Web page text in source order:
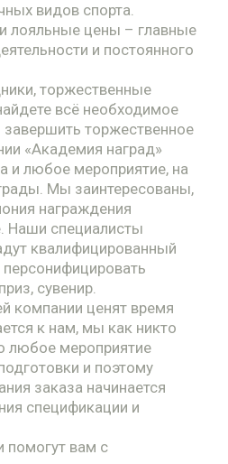
видов спорта.
лояльные цены – главные
и постоянного
торжественные
всё необходимое
торжественное
«Академия наград»
и любое мероприятие, на
Мы заинтересованы,
награждения
Наши специалисты
квалифицированный
сувенир.
компании ценят время
к нам, мы как никто
любое мероприятие
и поэтому
заказа начинается
спецификации и
помогут вам с